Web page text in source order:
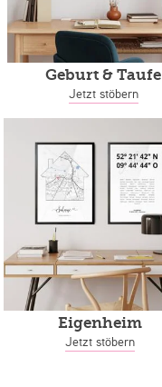
Geburt & Taufe
Jetzt stöbern
Eigenheim
Jetzt stöbern